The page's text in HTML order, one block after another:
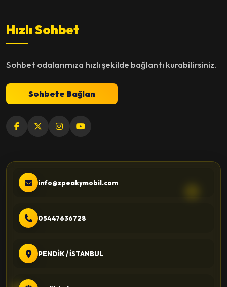
Hızlı Sohbet
Sohbet odalarımıza hızlı şekilde bağlantı kurabilirsiniz.
Sohbete Bağlan
info@speakymobil.com
05447636728
PENDİK / İSTANBUL